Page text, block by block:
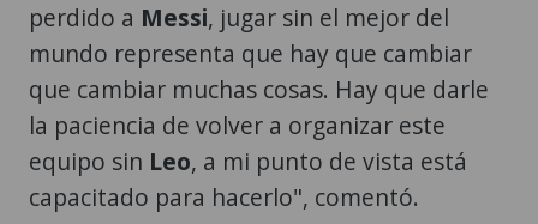
perdido a Messi, jugar sin el mejor del
mundo representa que hay que cambiar
que cambiar muchas cosas. Hay que darle
la paciencia de volver a organizar este
equipo sin Leo, a mi punto de vista está
capacitado para hacerlo", comentó.